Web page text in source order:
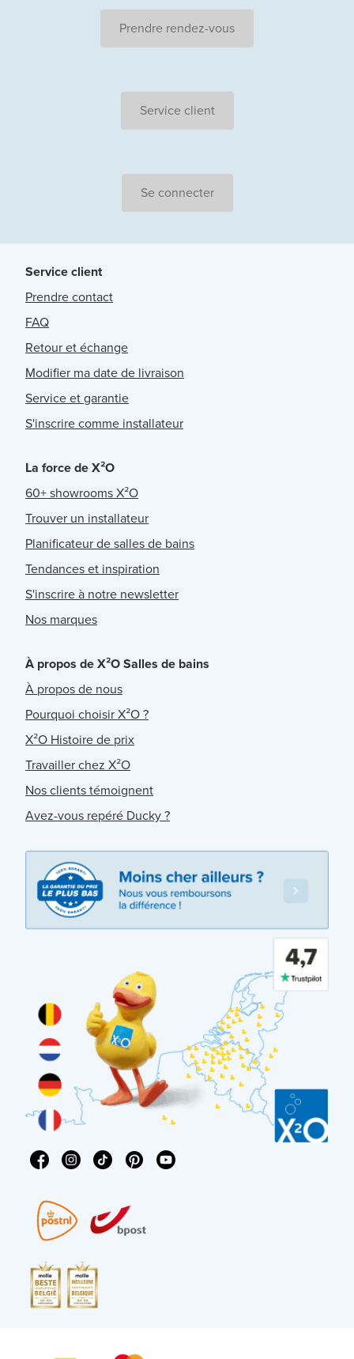
Prendre rendez-vous
Service client
Se connecter
Service client
Prendre contact
FAQ
Retour et échange
Modifier ma date de livraison
Service et garantie
S'inscrire comme installateur
La force de X²O
60+ showrooms X²O
Trouver un installateur
Planificateur de salles de bains
Tendances et inspiration
S'inscrire à notre newsletter
Nos marques
À propos de X²O Salles de bains
À propos de nous
Pourquoi choisir X²O ?
X²O Histoire de prix
Travailler chez X²O
Nos clients témoignent
Avez-vous repéré Ducky ?